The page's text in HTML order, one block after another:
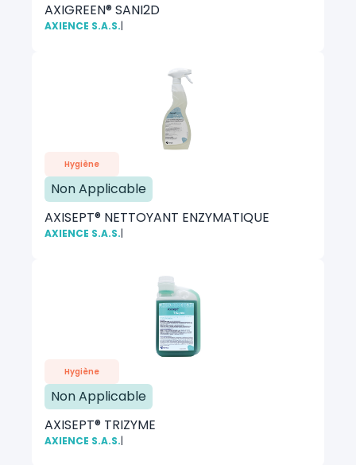
AXIGREEN® SANI2D
AXIENCE S.A.S.|
Hygiène
Non Applicable
AXISEPT® NETTOYANT ENZYMATIQUE
AXIENCE S.A.S.|
Hygiène
Non Applicable
AXISEPT® TRIZYME
AXIENCE S.A.S.|